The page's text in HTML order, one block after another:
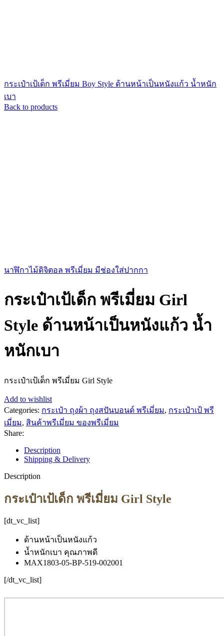
กระเป๋าเป้เด็ก พรีเมี่ยม Boy Style ด้านหน้าเป็นหนังแก้ว น้ำหนัก
เบา
Back to products
นาฬิกาไม้ดิจิตอล พรีเมี่ยม มีช่องใส่ปากกา
กระเป๋าเป้เด็ก พรีเมี่ยม Girl
Style ด้านหน้าเป็นหนังแก้ว น้ำ
หนักเบา
กระเป๋าเป้เด็ก พรีเมี่ยม Girl Style
Add to wishlist
Categories: กระเป๋า ถุงผ้า ถุงสปันบอนด์ พรีเมี่ยม, กระเป๋าเป้ พรี
เมี่ยม, สินค้าพรีเมี่ยม ของพรีเมี่ยม
Share:
Description
Shipping & Delivery
Description
กระเป๋าเป้เด็ก พรีเมี่ยม Girl Style
[dt_vc_list]
ด้านหน้าเป็นหนังแก้ว
น้ำหนักเบา คุณภาพดี
MAX1803-05-BP-519-002001
[/dt_vc_list]